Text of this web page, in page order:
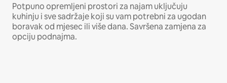
Potpuno opremljeni prostori za najam uključuju
kuhinju i sve sadržaje koji su vam potrebni za ugodan
boravak od mjesec ili više dana. Savršena zamjena za
opciju podnajma.